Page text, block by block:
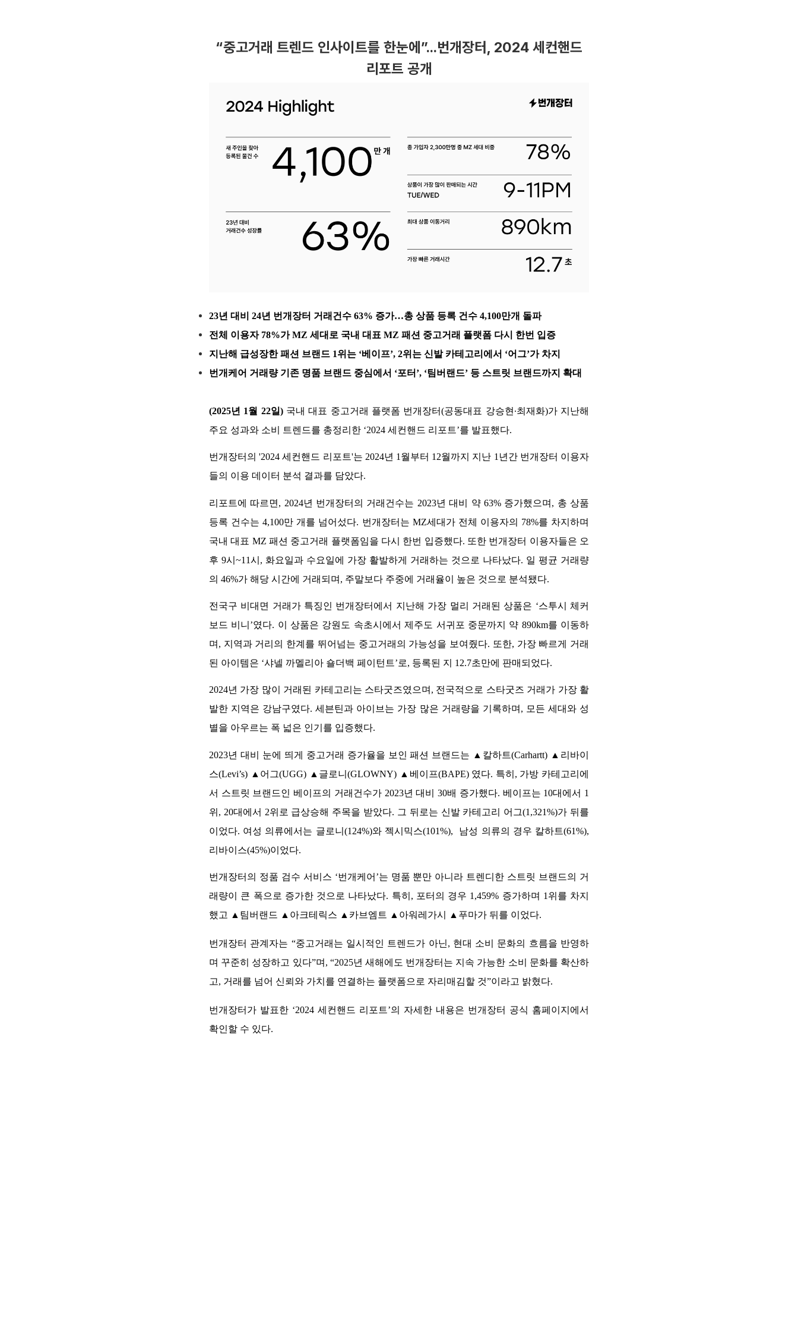
“중고거래 트렌드 인사이트를 한눈에”...번개장터, 2024 세컨핸드
리포트 공개
23년 대비 24년 번개장터 거래건수 63% 증가…총 상품 등록 건수 4,100만개 돌파
전체 이용자 78%가 MZ 세대로 국내 대표 MZ 패션 중고거래 플랫폼 다시 한번 입증
지난해 급성장한 패션 브랜드 1위는 ‘베이프’, 2위는 신발 카테고리에서 ‘어그’가 차지
번개케어 거래량 기존 명품 브랜드 중심에서 ‘포터’, ‘팀버랜드’ 등 스트릿 브랜드까지 확대
(2025년 1월 22일) 국내 대표 중고거래 플랫폼 번개장터(공동대표 강승현∙최재화)가 지난해
주요 성과와 소비 트렌드를 총정리한 ‘2024 세컨핸드 리포트’를 발표했다.
번개장터의 '2024 세컨핸드 리포트'는 2024년 1월부터 12월까지 지난 1년간 번개장터 이용자
들의 이용 데이터 분석 결과를 담았다.
리포트에 따르면, 2024년 번개장터의 거래건수는 2023년 대비 약 63% 증가했으며, 총 상품
등록 건수는 4,100만 개를 넘어섰다. 번개장터는 MZ세대가 전체 이용자의 78%를 차지하며
국내 대표 MZ 패션 중고거래 플랫폼임을 다시 한번 입증했다. 또한 번개장터 이용자들은 오
후 9시~11시, 화요일과 수요일에 가장 활발하게 거래하는 것으로 나타났다. 일 평균 거래량
의 46%가 해당 시간에 거래되며, 주말보다 주중에 거래율이 높은 것으로 분석됐다.
전국구 비대면 거래가 특징인 번개장터에서 지난해 가장 멀리 거래된 상품은 ‘스투시 체커
보드 비니’였다. 이 상품은 강원도 속초시에서 제주도 서귀포 중문까지 약 890km를 이동하
며, 지역과 거리의 한계를 뛰어넘는 중고거래의 가능성을 보여줬다. 또한, 가장 빠르게 거래
된 아이템은 ‘샤넬 까멜리아 숄더백 페이턴트’로, 등록된 지 12.7초만에 판매되었다.
2024년 가장 많이 거래된 카테고리는 스타굿즈였으며, 전국적으로 스타굿즈 거래가 가장 활
발한 지역은 강남구였다. 세븐틴과 아이브는 가장 많은 거래량을 기록하며, 모든 세대와 성
별을 아우르는 폭 넓은 인기를 입증했다.
2023년 대비 눈에 띄게 중고거래 증가율을 보인 패션 브랜드는 ▲칼하트(Carhartt) ▲리바이
스(Levi’s) ▲어그(UGG) ▲글로니(GLOWNY) ▲베이프(BAPE) 였다. 특히, 가방 카테고리에
서 스트릿 브랜드인 베이프의 거래건수가 2023년 대비 30배 증가했다. 베이프는 10대에서 1
위, 20대에서 2위로 급상승해 주목을 받았다. 그 뒤로는 신발 카테고리 어그(1,321%)가 뒤를
이었다. 여성 의류에서는 글로니(124%)와 젝시믹스(101%),  남성 의류의 경우 칼하트(61%),
리바이스(45%)이었다.
번개장터의 정품 검수 서비스 ‘번개케어’는 명품 뿐만 아니라 트렌디한 스트릿 브랜드의 거
래량이 큰 폭으로 증가한 것으로 나타났다. 특히, 포터의 경우 1,459% 증가하며 1위를 차지
했고 ▲팀버랜드 ▲아크테릭스 ▲카브엠트 ▲아워레가시 ▲푸마가 뒤를 이었다.
번개장터 관계자는 “중고거래는 일시적인 트렌드가 아닌, 현대 소비 문화의 흐름을 반영하
며 꾸준히 성장하고 있다”며, “2025년 새해에도 번개장터는 지속 가능한 소비 문화를 확산하
고, 거래를 넘어 신뢰와 가치를 연결하는 플랫폼으로 자리매김할 것”이라고 밝혔다.
번개장터가 발표한 ‘2024 세컨핸드 리포트’의 자세한 내용은 번개장터 공식 홈페이지에서
확인할 수 있다.